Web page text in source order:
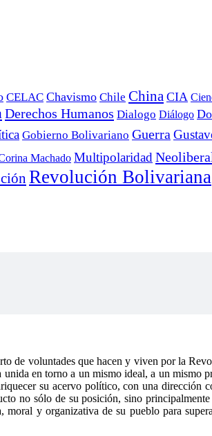
CELAC Chavismo Chile China CIA
Derechos Humanos Dialogo Diálogo
Gobierno Bolivariano Guerra
Machado Multipolaridad
Revolución Bolivariana
de voluntades que hacen y viven por la
en torno a un mismo ideal, a un mismo
su acervo político, con una dirección
no sólo de su posición, sino
y organizativa de su pueblo para